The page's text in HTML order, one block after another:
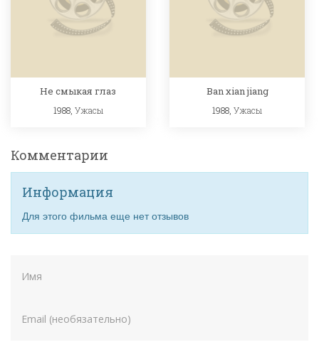
Не смыкая глаз
1988, Ужасы
Ban xian jiang
1988,Ужасы
Комментарии
Информация
Для этого фильма еще нет отзывов